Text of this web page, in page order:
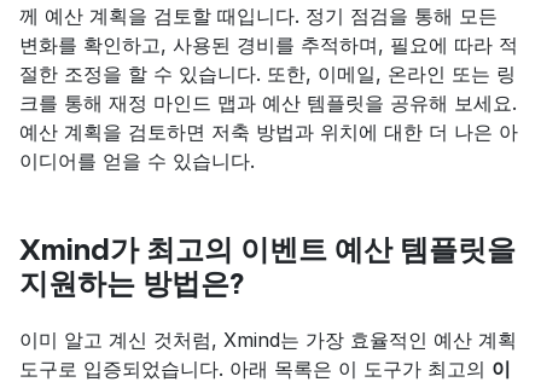
께 예산 계획을 검토할 때입니다. 정기 점검을 통해 모든
변화를 확인하고, 사용된 경비를 추적하며, 필요에 따라 적
절한 조정을 할 수 있습니다. 또한, 이메일, 온라인 또는 링
크를 통해 재정 마인드 맵과 예산 템플릿을 공유해 보세요.
예산 계획을 검토하면 저축 방법과 위치에 대한 더 나은 아
이디어를 얻을 수 있습니다.
Xmind가 최고의 이벤트 예산 템플릿을
지원하는 방법은?
이미 알고 계신 것처럼, Xmind는 가장 효율적인 예산 계획
도구로 입증되었습니다. 아래 목록은 이 도구가 최고의 이